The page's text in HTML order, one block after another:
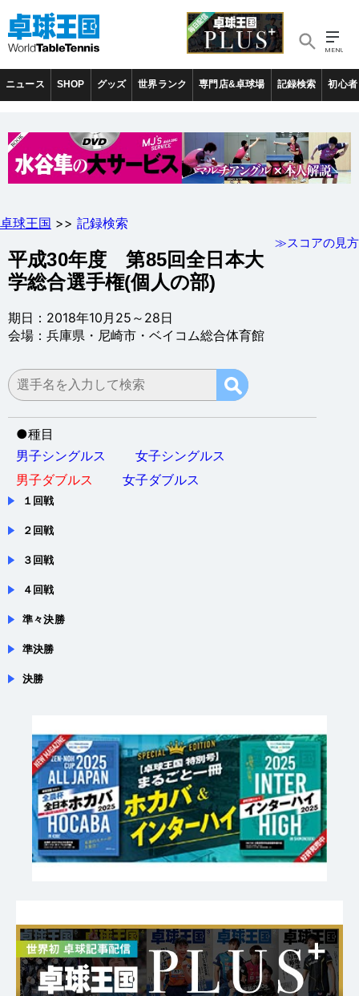
ニュース SHOP グッズ 世界ランク 専門店&卓球場 記録検索 初心者
卓球王国 >> 記録検索
≫スコアの見方
平成30年度 第85回全日本大
学総合選手権(個人の部)
期日：2018年10月25～28日
会場：兵庫県・尼崎市・ベイコム総合体育館
●種目
男子シングルス
女子シングルス
男子ダブルス
女子ダブルス
１回戦
２回戦
３回戦
４回戦
準々決勝
準決勝
決勝